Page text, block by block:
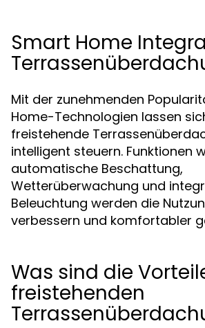
Smart Home
Mit der zunehmenden
Home-Technologien lassen
freistehende
intelligent steuern. Funktionen
automatische Beschattung,
Wetterüberwachung und
Beleuchtung werden die
verbessern und komfortabler
Was sind die
freistehenden